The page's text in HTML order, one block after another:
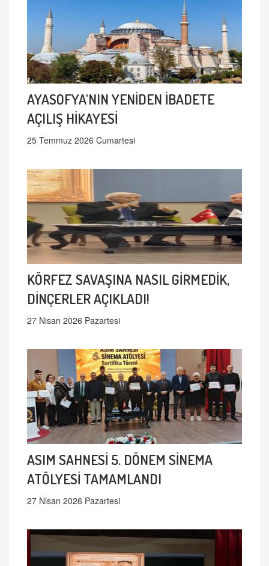
AYASOFYA'NIN YENİDEN İBADETE
AÇILIŞ HİKAYESİ
25 Temmuz 2026 Cumartesi
KÖRFEZ SAVAŞINA NASIL GİRMEDİK,
DİNÇERLER AÇIKLADI!
27 Nisan 2026 Pazartesi
ASIM SAHNESİ 5. DÖNEM SİNEMA
ATÖLYESİ TAMAMLANDI
27 Nisan 2026 Pazartesi